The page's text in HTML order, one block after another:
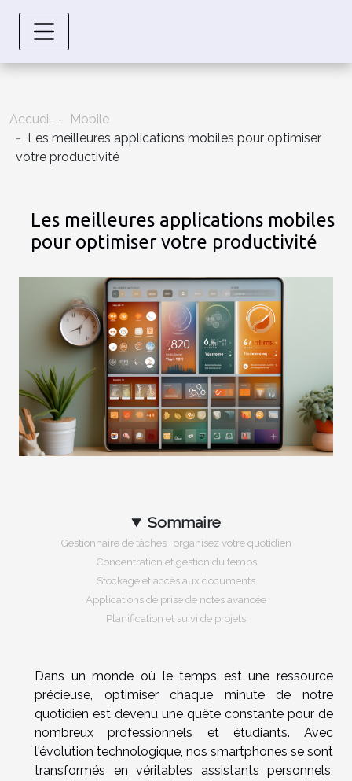
Accueil
Mobile
Les meilleures applications mobiles pour optimiser
votre productivité
Les meilleures applications mobiles
pour optimiser votre productivité
Sommaire
Gestionnaire de tâches : organisez votre quotidien
Concentration et gestion du temps
Stockage et accès aux documents
Applications de prise de notes avancée
Planification et suivi de projets
Dans un monde où le temps est une ressource
précieuse, optimiser chaque minute de notre
quotidien est devenu une quête constante pour de
nombreux professionnels et étudiants. Avec
l'évolution technologique, nos smartphones se sont
transformés en véritables assistants personnels,